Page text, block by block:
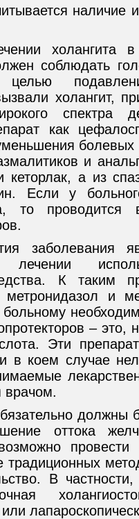
наличие
холангита
соблюдать
подавления
холангит,
спектра
как
и
кеторлак, а из
Если у
то проводится
заболевания
К таким
метронидазол и
–
Эти
в коем случае
врачом.
должны
оттока
традиционных
В